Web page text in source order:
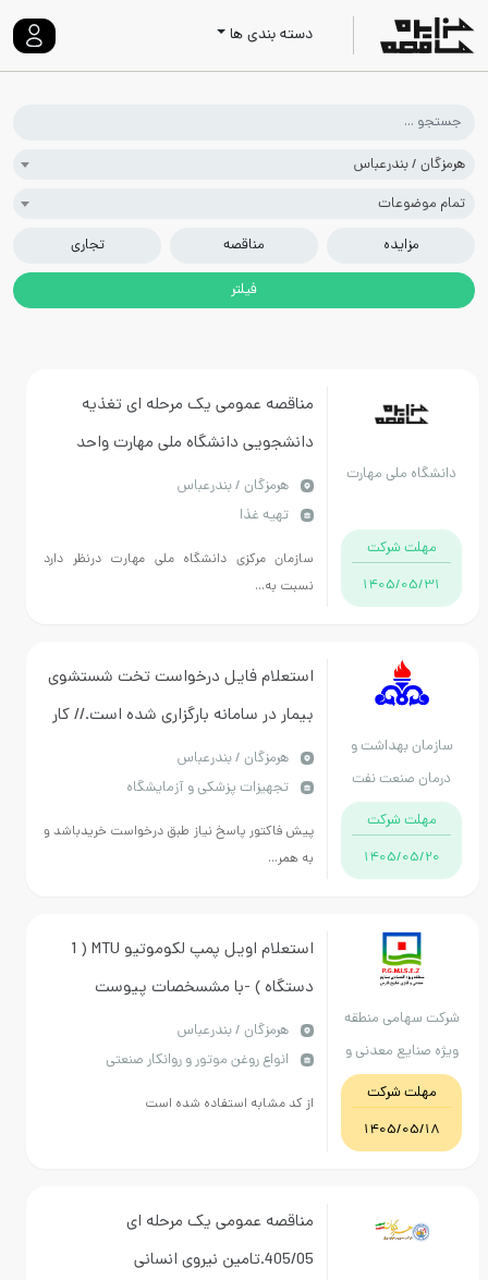
دسته بندی ها
هرمزگان / بندرعباس
تمام موضوعات
مزایده
مناقصه تجاری
دانشگاه ملی مهارت
مهلت شرکت
1405/05/31
مناقصه عمومی یک مرحله ای تغذیه
دانشجویی دانشگاه ملی مهارت واحد
استان هرمزگان آموزشکده پسران و
دختران بندرعباس
هرمزگان / بندرعباس
تهیه غذا
سازمان مرکزی دانشگاه ملی مهارت درنظر دارد
نسبت به...
سازمان بهداشت و
درمان صنعت نفت
مهلت شرکت
1405/05/20
استعلام فایل درخواست تخت شستشوی
بیمار در سامانه بارگزاری شده است.// کار
پرداز :09173688406 ساعت 9 الی 14هرمزگان / بندرعباس
تجهیزات پزشکی و آزمایشگاه
پیش فاکتور پاسخ نیاز طبق درخواست خریدباشد و
به همر...
شرکت سهامی منطقه
ویژه صنایع معدنی و
فلزی خلیج فارس
مهلت شرکت
1405/05/18
استعلام اویل پمپ لکوموتیو MTU ( 1
دستگاه ) -با مشسخصات پیوست
کارشناس : 09175764949
هرمزگان / بندرعباس
انواع روغن موتور و روانکار صنعتی
از کد مشابه استفاده شده است
مناقصه عمومی یک مرحله ای
405/05.تامین نیروی انسانی